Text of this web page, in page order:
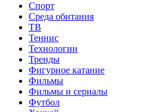
Спорт
Среда обитания
ТВ
Теннис
Технологии
Тренды
Фигурное катание
Фильмы
Фильмы и сериалы
Футбол